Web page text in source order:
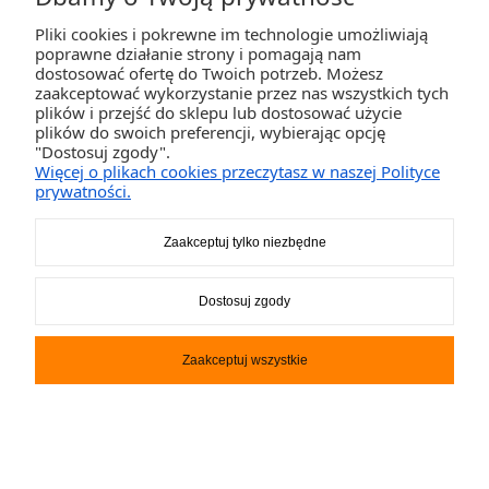
975,00 zł
Pliki cookies i pokrewne im technologie umożliwiają
poprawne działanie strony i pomagają nam
dostosować ofertę do Twoich potrzeb. Możesz
zaakceptować wykorzystanie przez nas wszystkich tych
plików i przejść do sklepu lub dostosować użycie
plików do swoich preferencji, wybierając opcję
"Dostosuj zgody".
Więcej o plikach cookies przeczytasz w naszej Polityce
prywatności.
Zaakceptuj tylko niezbędne
Dostosuj zgody
Zaakceptuj wszystkie